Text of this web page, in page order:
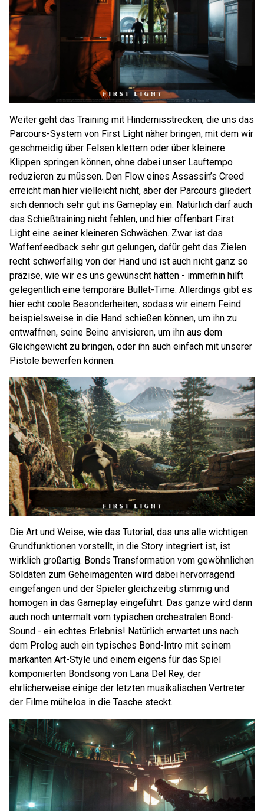
Weiter geht das Training mit Hindernisstrecken, die uns das
Parcours-System von First Light näher bringen, mit dem wir
geschmeidig über Felsen klettern oder über kleinere
Klippen springen können, ohne dabei unser Lauftempo
reduzieren zu müssen. Den Flow eines Assassin’s Creed
erreicht man hier vielleicht nicht, aber der Parcours gliedert
sich dennoch sehr gut ins Gameplay ein. Natürlich darf auch
das Schießtraining nicht fehlen, und hier offenbart First
Light eine seiner kleineren Schwächen. Zwar ist das
Waffenfeedback sehr gut gelungen, dafür geht das Zielen
recht schwerfällig von der Hand und ist auch nicht ganz so
präzise, wie wir es uns gewünscht hätten - immerhin hilft
gelegentlich eine temporäre Bullet-Time. Allerdings gibt es
hier echt coole Besonderheiten, sodass wir einem Feind
beispielsweise in die Hand schießen können, um ihn zu
entwaffnen, seine Beine anvisieren, um ihn aus dem
Gleichgewicht zu bringen, oder ihn auch einfach mit unserer
Pistole bewerfen können.
Die Art und Weise, wie das Tutorial, das uns alle wichtigen
Grundfunktionen vorstellt, in die Story integriert ist, ist
wirklich großartig. Bonds Transformation vom gewöhnlichen
Soldaten zum Geheimagenten wird dabei hervorragend
eingefangen und der Spieler gleichzeitig stimmig und
homogen in das Gameplay eingeführt. Das ganze wird dann
auch noch untermalt vom typischen orchestralen Bond-
Sound - ein echtes Erlebnis! Natürlich erwartet uns nach
dem Prolog auch ein typisches Bond-Intro mit seinem
markanten Art-Style und einem eigens für das Spiel
komponierten Bondsong von Lana Del Rey, der
ehrlicherweise einige der letzten musikalischen Vertreter
der Filme mühelos in die Tasche steckt.